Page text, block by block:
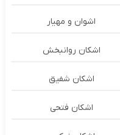
اشوان و مهیار
اشکان روانبخش
اشکان شفیق
اشکان فتحی